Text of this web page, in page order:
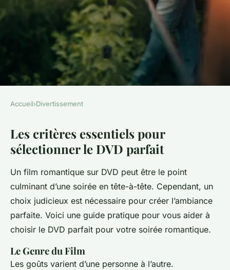
Quels DVDs choisir pour une
soirée romantique parfaite en
couple ?
Baptiste 24 janvier 2024 6 min de lecture
Accueil›Divertissement
Les critères essentiels pour
sélectionner le DVD parfait
Un film romantique sur DVD peut être le point
culminant d’une soirée en tête-à-tête. Cependant, un
choix judicieux est nécessaire pour créer l’ambiance
parfaite. Voici une guide pratique pour vous aider à
choisir le DVD parfait pour votre soirée romantique.
Le Genre du Film
Les goûts varient d’une personne à l’autre.